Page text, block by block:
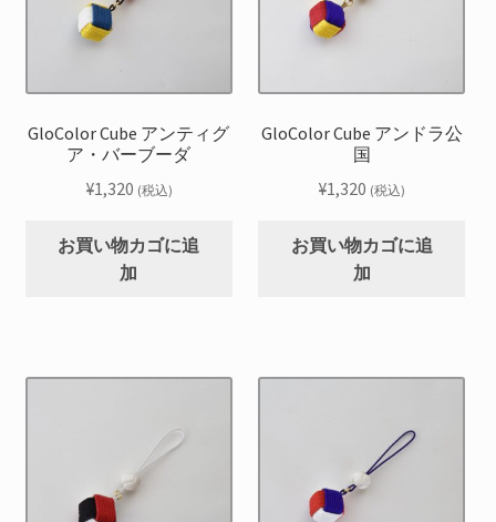
GloColor Cube アンティグ
ア・バーブーダ
¥1,320 (税込)
お買い物カゴに追
加
GloColor Cube アンドラ公
国
¥1,320 (税込)
お買い物カゴに追
加